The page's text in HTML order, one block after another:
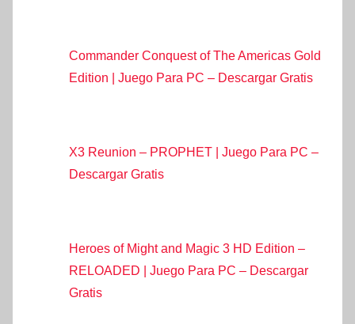
Commander Conquest of The Americas Gold
Edition | Juego Para PC – Descargar Gratis
X3 Reunion – PROPHET | Juego Para PC –
Descargar Gratis
Heroes of Might and Magic 3 HD Edition –
RELOADED | Juego Para PC – Descargar
Gratis